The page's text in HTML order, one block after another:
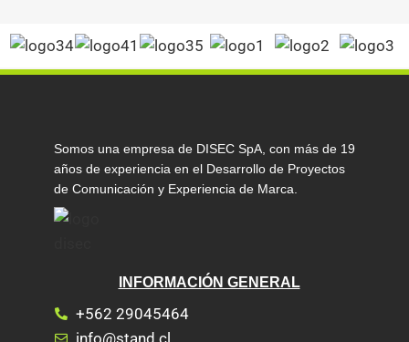
Somos una empresa de DISEC SpA, con más de 19
años de experiencia en el Desarrollo de Proyectos
de Comunicación y Experiencia de Marca.
INFORMACIÓN GENERAL
+562 29045464
info@stand.cl